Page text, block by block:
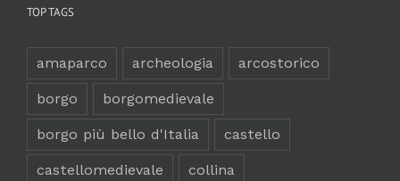
TOP TAGS
amaparco archeologia arcostorico
borgo borgomedievale
borgo più bello d'Italia castello
castellomedievale collina